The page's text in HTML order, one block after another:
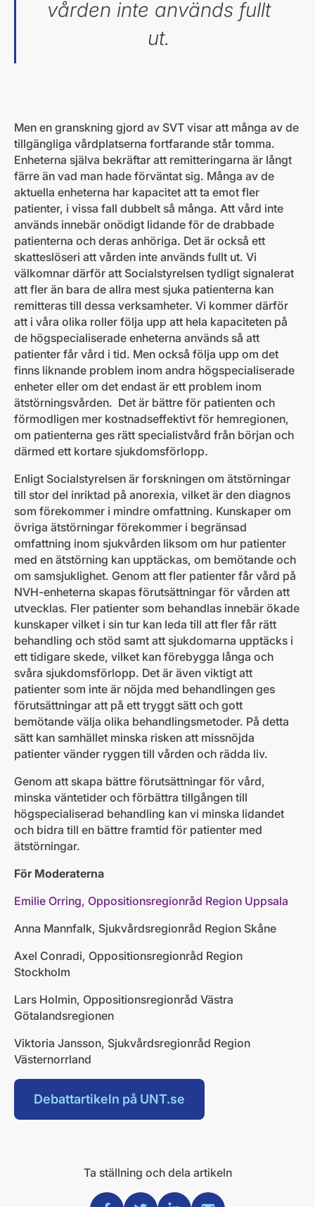
vården inte används fullt
ut.
Men en granskning gjord av SVT visar att många av de
tillgängliga vårdplatserna fortfarande står tomma.
Enheterna själva bekräftar att remitteringarna är långt
färre än vad man hade förväntat sig. Många av de
aktuella enheterna har kapacitet att ta emot fler
patienter, i vissa fall dubbelt så många. Att vård inte
används innebär onödigt lidande för de drabbade
patienterna och deras anhöriga. Det är också ett
skatteslöseri att vården inte används fullt ut. Vi
välkomnar därför att Socialstyrelsen tydligt signalerat
att fler än bara de allra mest sjuka patienterna kan
remitteras till dessa verksamheter. Vi kommer därför
att i våra olika roller följa upp att hela kapaciteten på
de högspecialiserade enheterna används så att
patienter får vård i tid. Men också följa upp om det
finns liknande problem inom andra högspecialiserade
enheter eller om det endast är ett problem inom
ätstörningsvården. Det är bättre för patienten och
förmodligen mer kostnadseffektivt för hemregionen,
om patienterna ges rätt specialistvård från början och
därmed ett kortare sjukdomsförlopp.
Enligt Socialstyrelsen är forskningen om ätstörningar
till stor del inriktad på anorexia, vilket är den diagnos
som förekommer i mindre omfattning. Kunskaper om
övriga ätstörningar förekommer i begränsad
omfattning inom sjukvården liksom om hur patienter
med en ätstörning kan upptäckas, om bemötande och
om samsjuklighet. Genom att fler patienter får vård på
NVH-enheterna skapas förutsättningar för vården att
utvecklas. Fler patienter som behandlas innebär ökade
kunskaper vilket i sin tur kan leda till att fler får rätt
behandling och stöd samt att sjukdomarna upptäcks i
ett tidigare skede, vilket kan förebygga långa och
svåra sjukdomsförlopp. Det är även viktigt att
patienter som inte är nöjda med behandlingen ges
förutsättningar att på ett tryggt sätt och gott
bemötande välja olika behandlingsmetoder. På detta
sätt kan samhället minska risken att missnöjda
patienter vänder ryggen till vården och rädda liv.
Genom att skapa bättre förutsättningar för vård,
minska väntetider och förbättra tillgången till
högspecialiserad behandling kan vi minska lidandet
och bidra till en bättre framtid för patienter med
ätstörningar.
För Moderaterna
Emilie Orring, Oppositionsregionråd Region Uppsala
Anna Mannfalk, Sjukvårdsregionråd Region Skåne
Axel Conradi, Oppositionsregionråd Region
Stockholm
Lars Holmin, Oppositionsregionråd Västra
Götalandsregionen
Viktoria Jansson, Sjukvårdsregionråd Region
Västernorrland
Debattartikeln på UNT.se
Ta ställning och dela artikeln
Dela via Facebook
Dela via Twitter
Dela via Linkedin
Dela via Mail